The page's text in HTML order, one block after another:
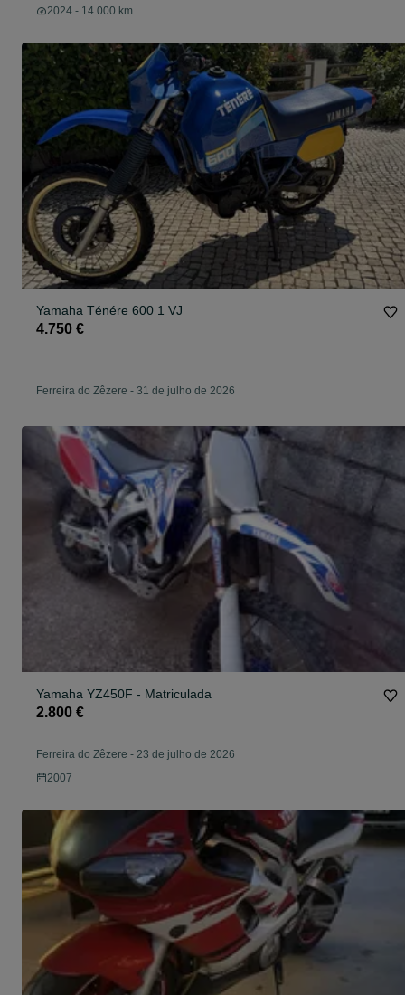
2024 - 14.000 km
Yamaha Ténére 600 1 VJ
4.750 €
Ferreira do Zêzere - 31 de julho de 2026
Yamaha YZ450F - Matriculada
2.800 €
Ferreira do Zêzere - 23 de julho de 2026
2007